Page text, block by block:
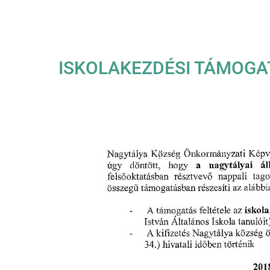
ISKOLAKEZDÉSI